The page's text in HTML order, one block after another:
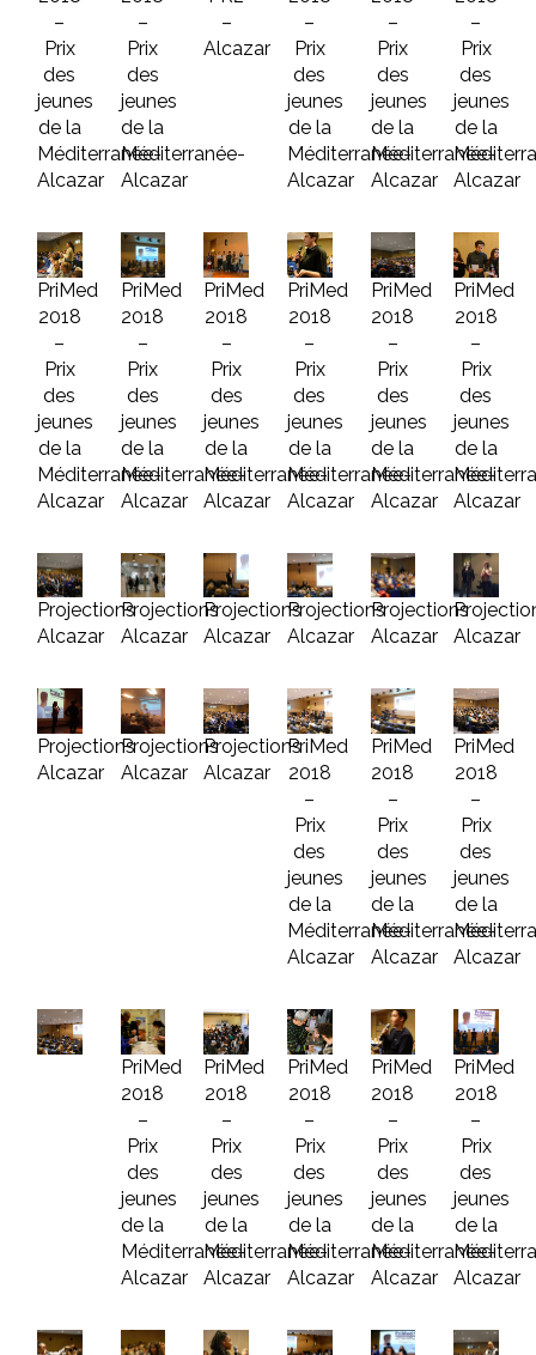
–
Prix
des
jeunes
de la
Méditerranée-
Alcazar
–
Prix
des
jeunes
de la
Méditerranée-
Alcazar
–
Alcazar
–
Prix
des
jeunes
de la
Méditerranée-
Alcazar
–
Prix
des
jeunes
de la
Méditerranée-
Alcazar
–
Prix
des
jeunes
de la
Alcazar
PriMed
2018
–
Prix
des
jeunes
de la
Méditerranée-
Alcazar
PriMed
2018
–
Prix
des
jeunes
de la
Méditerranée-
Alcazar
PriMed
2018
–
Prix
des
jeunes
de la
Méditerranée-
Alcazar
PriMed
2018
–
Prix
des
jeunes
de la
Méditerranée-
Alcazar
PriMed
2018
–
Prix
des
jeunes
de la
Méditerranée-
Alcazar
PriMed
2018
–
Prix
des
jeunes
de la
Alcazar
Projections
Alcazar
Projections
Alcazar
Projections
Alcazar
Projections
Alcazar
Projections
Alcazar
Alcazar
Projections
Alcazar
Projections
Alcazar
Projections
Alcazar
PriMed
2018
–
Prix
des
jeunes
de la
Méditerranée-
Alcazar
PriMed
2018
–
Prix
des
jeunes
de la
Méditerranée-
Alcazar
PriMed
2018
–
Prix
des
jeunes
de la
Alcazar
PriMed
2018
–
Prix
des
jeunes
de la
Méditerranée-
Alcazar
PriMed
2018
–
Prix
des
jeunes
de la
Méditerranée-
Alcazar
PriMed
2018
–
Prix
des
jeunes
de la
Méditerranée-
Alcazar
PriMed
2018
–
Prix
des
jeunes
de la
Méditerranée-
Alcazar
PriMed
2018
–
Prix
des
jeunes
de la
Alcazar